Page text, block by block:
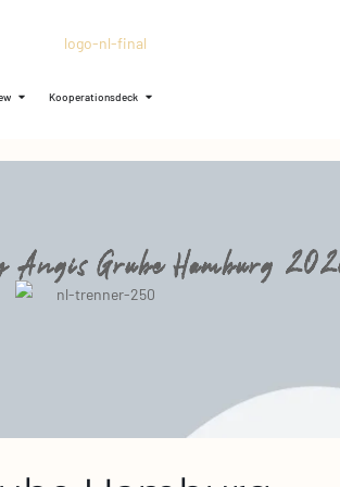
Kooperationsdeck
Angis Grube Hamburg